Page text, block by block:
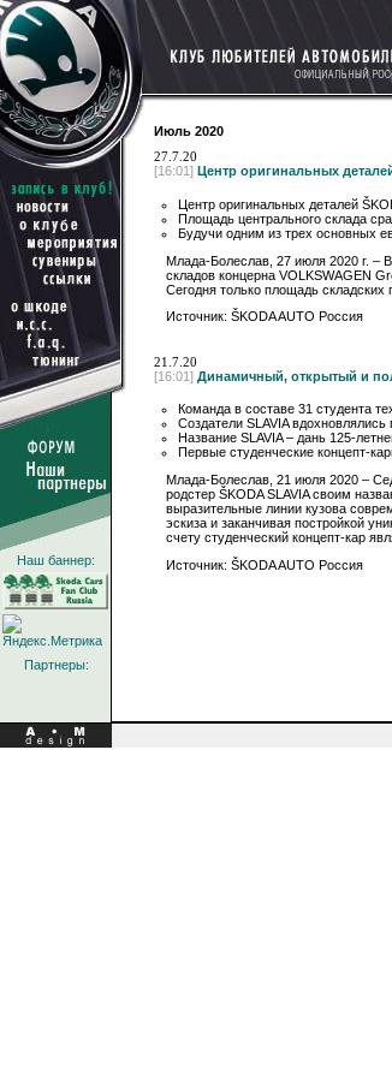
Наш баннер:
Партнеры:
Июль 2020
27.7.20
[16:01] Центр оригинальных
Центр оригинальных деталей
Площадь центрального склада
Будучи одним из трех основных
Млада-Болеслав, 27 июля 2020 г. –
складов концерна VOLKSWAGEN
Сегодня только площадь
Источник: ŠKODA AUTO Россия
21.7.20
[16:01] Динамичный, открытый и
Команда в составе 31 студента
Создатели SLAVIA
Название SLAVIA – дань 125-
Первые студенческие концепт-
Млада-Болеслав, 21 июля 2020 –
родстер ŠKODA SLAVIA своим
выразительные линии кузова
эскиза и заканчивая постройкой
счету студенческий концепт-кар
Источник: ŠKODA AUTO Россия